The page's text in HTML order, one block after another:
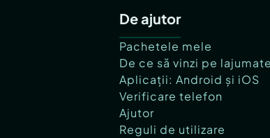
De ajutor
Pachetele mele
De ce să vinzi pe
Aplicații: Android și iOS
Verificare telefon
Ajutor
Reguli de utilizare